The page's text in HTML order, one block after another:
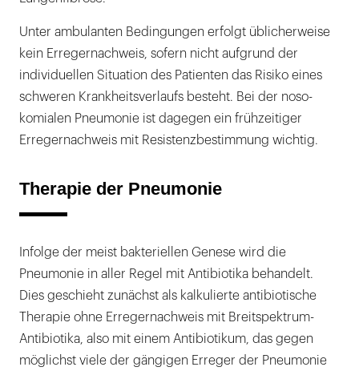
Unter ambulanten Bedingungen erfolgt üblicherweise
kein Erregernachweis, sofern nicht aufgrund der
individuellen Situation des Patienten das Risiko eines
schweren Krankheitsverlaufs besteht. Bei der noso-
komialen Pneumonie ist dagegen ein frühzeitiger
Erregernachweis mit Resistenzbestimmung wichtig.
Therapie der Pneumonie
Infolge der meist bakteriellen Genese wird die
Pneumonie in aller Regel mit Antibiotika behandelt.
Dies geschieht zunächst als kalkulierte antibiotische
Therapie ohne Erregernachweis mit Breitspektrum-
Antibiotika, also mit einem Antibiotikum, das gegen
möglichst viele der gängigen Erreger der Pneumonie